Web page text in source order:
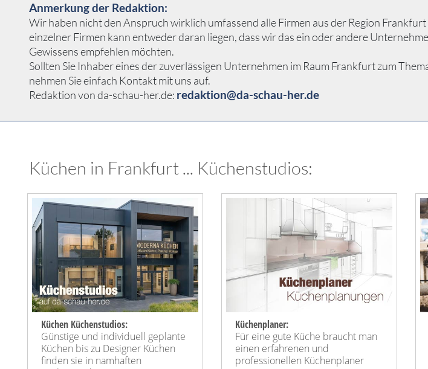
Anmerkung der Redaktion:
Wir haben nicht den Anspruch wirklich umfassend alle Firmen aus der Region
einzelner Firmen kann entweder daran liegen, dass wir das ein oder andere
Gewissens empfehlen möchten.
Sollten Sie Inhaber eines der zuverlässigen Unternehmen im Raum Frankfurt zum
nehmen Sie einfach Kontakt mit uns auf.
Redaktion von da-schau-her.de: redaktion@da-schau-her.de
Küchen in Frankfurt ... Küchenstudios:
Küchen Küchenstudios:
Günstige und individuell geplante
Küchen bis zu Designer Küchen
finden sie in namhaften
Küchenplaner:
Für eine gute Küche braucht man
einen erfahrenen und
professionellen Küchenplaner